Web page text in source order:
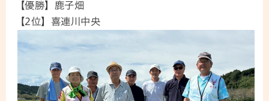
【優勝】鹿子畑
【2位】喜連川中央